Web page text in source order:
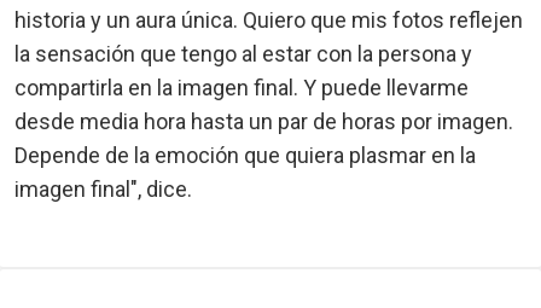
historia y un aura única. Quiero que mis fotos reflejen
la sensación que tengo al estar con la persona y
compartirla en la imagen final. Y puede llevarme
desde media hora hasta un par de horas por imagen.
Depende de la emoción que quiera plasmar en la
imagen final", dice.